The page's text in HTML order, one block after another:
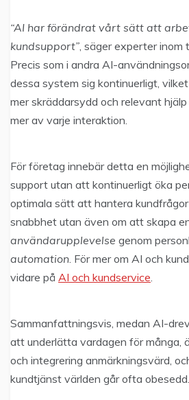
“AI har förändrat vårt sätt att
kundsupport” , säger experter inom
Precis som i andra AI-
dessa system sig kontinuerligt,
mer skräddarsydd och relevant
mer av varje interaktion.
För företag innebär detta en
support utan att kontinuerligt öka
optimala sätt att hantera
snabbhet utan även om att skapa
användarupplevelse genom
automation . För mer om AI och
vidare på AI och kundservice
Sammanfattningsvis, medan AI-
att underlätta vardagen för många,
och integrering anmärkningsvärd,
kundtjänst världen går ofta obesedd.